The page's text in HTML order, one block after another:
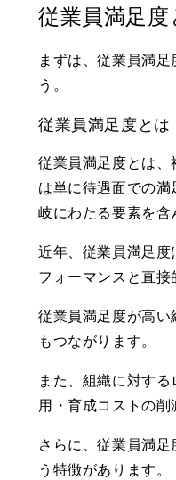
従業員満足
まずは、従業員満
う。
従業員満足度とは
従業員満足度とは
は単に待遇面での
岐にわたる要素を含
近年、従業員満足
フォーマンスと直接
従業員満足度が高
もつながります。
また、組織に対す
用・育成コストの削
さらに、従業員満
う特徴があります。